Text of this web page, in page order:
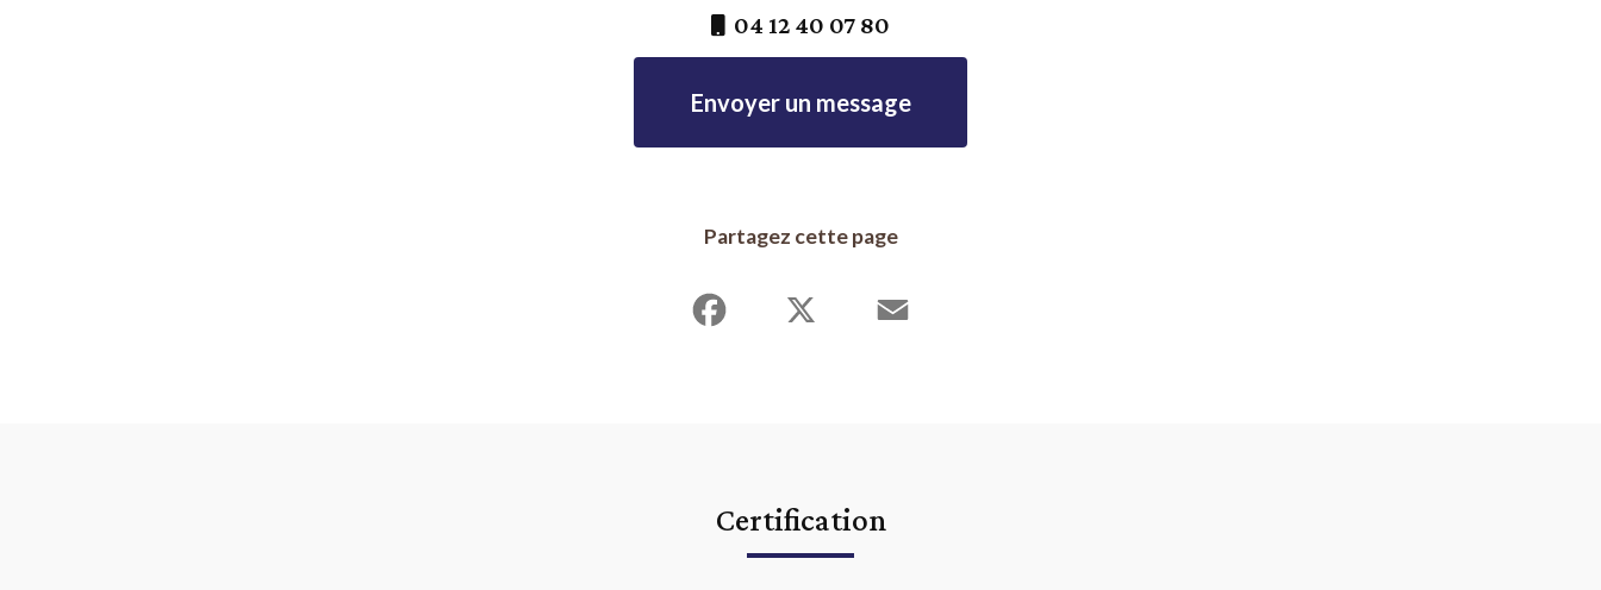
04 12 40 07 80
Envoyer un message
Partagez cette page
Certification